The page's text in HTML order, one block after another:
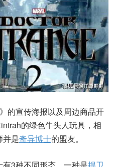
》的宣传海报以及周边商品开
的绿色牛头人玩具，相
并是奇异博士的盟友。